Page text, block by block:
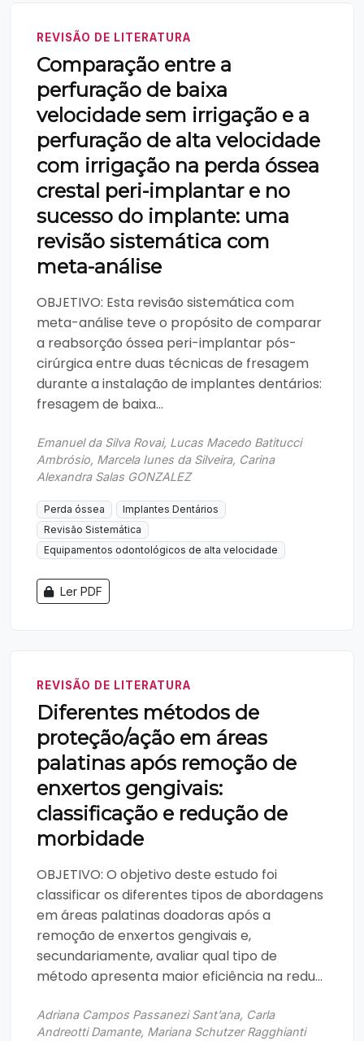
REVISÃO DE LITERATURA
Comparação entre a
perfuração de baixa
velocidade sem irrigação e a
perfuração de alta velocidade
com irrigação na perda óssea
crestal peri-implantar e no
sucesso do implante: uma
revisão sistemática com
meta-análise
OBJETIVO: Esta revisão sistemática com
meta-análise teve o propósito de comparar
a reabsorção óssea peri-implantar pós-
cirúrgica entre duas técnicas de fresagem
durante a instalação de implantes dentários:
fresagem de baixa...
Emanuel da Silva Rovai, Lucas Macedo Batitucci
Ambrósio, Marcela Iunes da Silveira, Carina
Alexandra Salas GONZALEZ
Perda óssea
Implantes Dentários
Revisão Sistemática
Equipamentos odontológicos de alta velocidade
Ler PDF
REVISÃO DE LITERATURA
Diferentes métodos de
proteção/ação em áreas
palatinas após remoção de
enxertos gengivais:
classificação e redução de
morbidade
OBJETIVO: O objetivo deste estudo foi
classificar os diferentes tipos de abordagens
em áreas palatinas doadoras após a
remoção de enxertos gengivais e,
secundariamente, avaliar qual tipo de
método apresenta maior eficiência na redu...
Adriana Campos Passanezi Sant’ana, Carla
Andreotti Damante, Mariana Schutzer Ragghianti